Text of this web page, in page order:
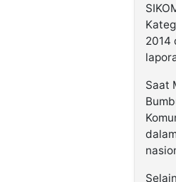
2014
Saat